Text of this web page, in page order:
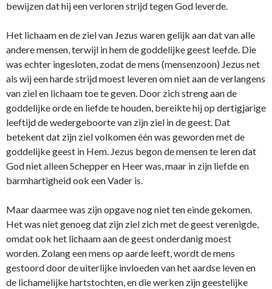
bewijzen dat hij een verloren strijd tegen God leverde.
Het lichaam en de ziel van Jezus waren gelijk aan dat van alle
andere mensen, terwijl in hem de goddelijke geest leefde. Die
was echter ingesloten, zodat de mens (mensenzoon) Jezus net
als wij een harde strijd moest leveren om niet aan de verlangens
van ziel en lichaam toe te geven. Door zich streng aan de
goddelijke orde en liefde te houden, bereikte hij op dertigjarige
leeftijd de wedergeboorte van zijn ziel in de geest. Dat
betekent dat zijn ziel volkomen één was geworden met de
goddelijke geest in Hem. Jezus begon de mensen te leren dat
God niet alleen Schepper en Heer was, maar in zijn liefde en
barmhartigheid ook een Vader is.
Maar daarmee was zijn opgave nog niet ten einde gekomen.
Het was niet genoeg dat zijn ziel zich met de geest verenigde,
omdat ook het lichaam aan de geest onderdanig moest
worden. Zolang een mens op aarde leeft, wordt de mens
gestoord door de uiterlijke invloeden van het aardse leven en
de lichamelijke hartstochten, en die werken zijn geestelijke